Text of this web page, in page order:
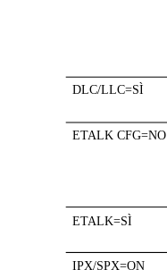
DLC/LLC=SÌ
ETALK CFG=NO
ETALK=SÌ
IPX/SPX=ON